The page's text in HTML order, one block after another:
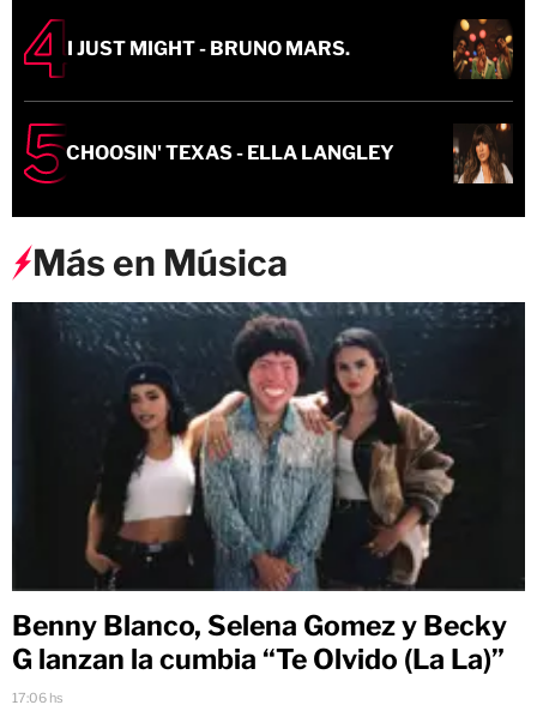
I JUST MIGHT - BRUNO MARS.
CHOOSIN' TEXAS - ELLA LANGLEY
Más en Música
Benny Blanco, Selena Gomez y Becky
G lanzan la cumbia “Te Olvido (La La)”
17:06 hs